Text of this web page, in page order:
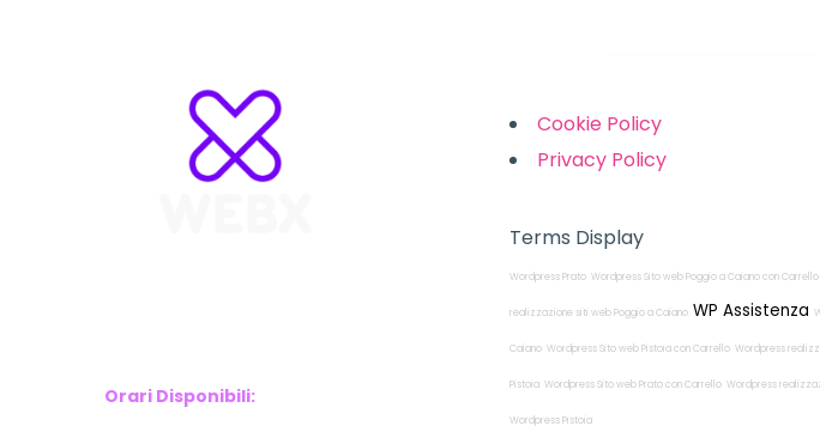
Orari Disponibili:
Cookie Policy
Privacy Policy
Terms Display
Wordpress Prato Wordpress Sito web Poggio a Caiano con Carrello
realizzazione siti web Poggio a Caiano WP Assistenza
Caiano Wordpress Sito web Pistoia con Carrello Wordpress
Pistoia Wordpress Sito web Prato con Carrello Wordpress
Wordpress Pistoia